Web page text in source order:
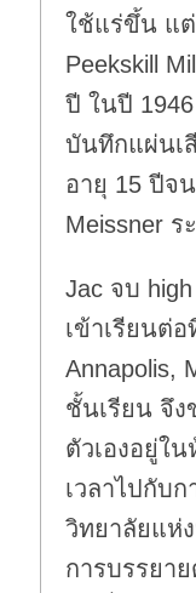
ใช้แร่ขึ้น แต่
Peekskill
ปี ในปี
บันทึกแผ่นเ
อายุ 15 ปีจ
Meissner
Jac จบ
เข้าเรียนต่
Annapolis,
ชั้นเรียน จึง
ตัวเองอยู่ใ
เวลาไปกับ
วิทยาลัยแห่
การบรรยา